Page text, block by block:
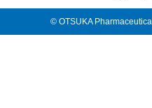
© OTSUKA